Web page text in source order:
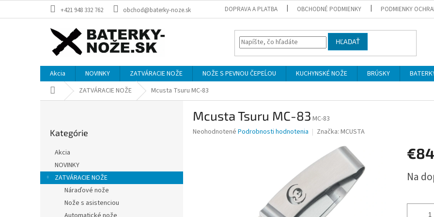
+421 948 332 762 obchod@baterky-noze.sk DOPRAVA A PLATBA OBCHODNÉ PODMIENKY PODMIENKY
HĽADAŤ
Akcia NOVINKY ZATVÁRACIE NOŽE NOŽE S PEVNOU ČEPEĹOU KUCHYNSKÉ NOŽE BRÚSKY
Domov ZATVÁRACIE NOŽE Mcusta Tsuru MC-83
a
kategórie
Kategórie
Akcia
NOVINKY
ZATVÁRACIE NOŽE
Náraďové nože
Nože s asistenciou
Mcusta Tsuru MC-83 MC-83
Priemerné
Neohodnotené Podrobnosti hodnotenia Značka: MCUSTA
€84
cena:
Na